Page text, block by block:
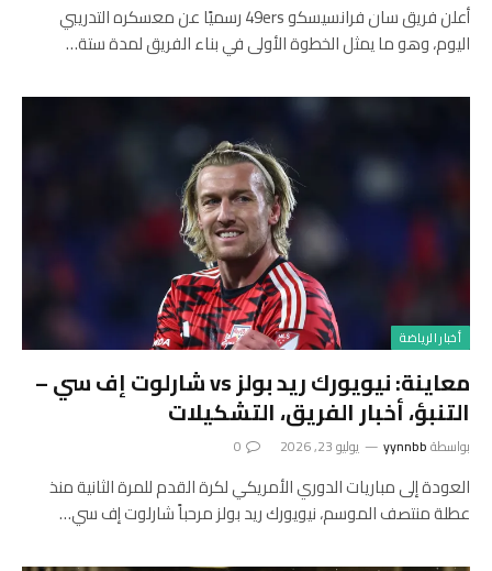
أعلن فريق سان فرانسيسكو 49ers رسميًا عن معسكره التدريبي
اليوم، وهو ما يمثل الخطوة الأولى في بناء الفريق لمدة ستة…
أخبار الرياضة
معاينة: نيويورك ريد بولز vs شارلوت إف سي –
التنبؤ، أخبار الفريق، التشكيلات
بواسطةyynnbb يوليو 23, 2026 0
العودة إلى مباريات الدوري الأمريكي لكرة القدم للمرة الثانية منذ
عطلة منتصف الموسم، نيويورك ريد بولز مرحباً شارلوت إف سي…